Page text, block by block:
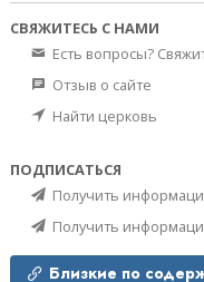
СВЯЖИТЕСЬ С НАМИ
Есть вопросы?
Отзыв о сайте
Найти церковь
ПОДПИСАТЬСЯ
Получить
Получить
Близкие по